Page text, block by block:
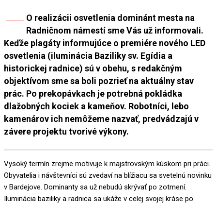
O realizácii osvetlenia dominánt mesta na
Radničnom námestí sme Vás už informovali.
Keďže plagáty informujúce o premiére nového LED
osvetlenia (iluminácia Baziliky sv. Egídia a
historickej radnice) sú v obehu, s redakčným
objektívom sme sa boli pozrieť na aktuálny stav
prác. Po prekopávkach je potrebná pokládka
dlažobných kociek a kameňov. Robotníci, lebo
kamenárov ich nemôžeme nazvať, predvádzajú v
závere projektu tvorivé výkony.
Vysoký termín zrejme motivuje k majstrovským kúskom pri práci.
Obyvatelia i návštevníci sú zvedaví na blížiacu sa svetelnú novinku
v Bardejove. Dominanty sa už nebudú skrývať po zotmení.
Iluminácia baziliky a radnica sa ukáže v celej svojej kráse po